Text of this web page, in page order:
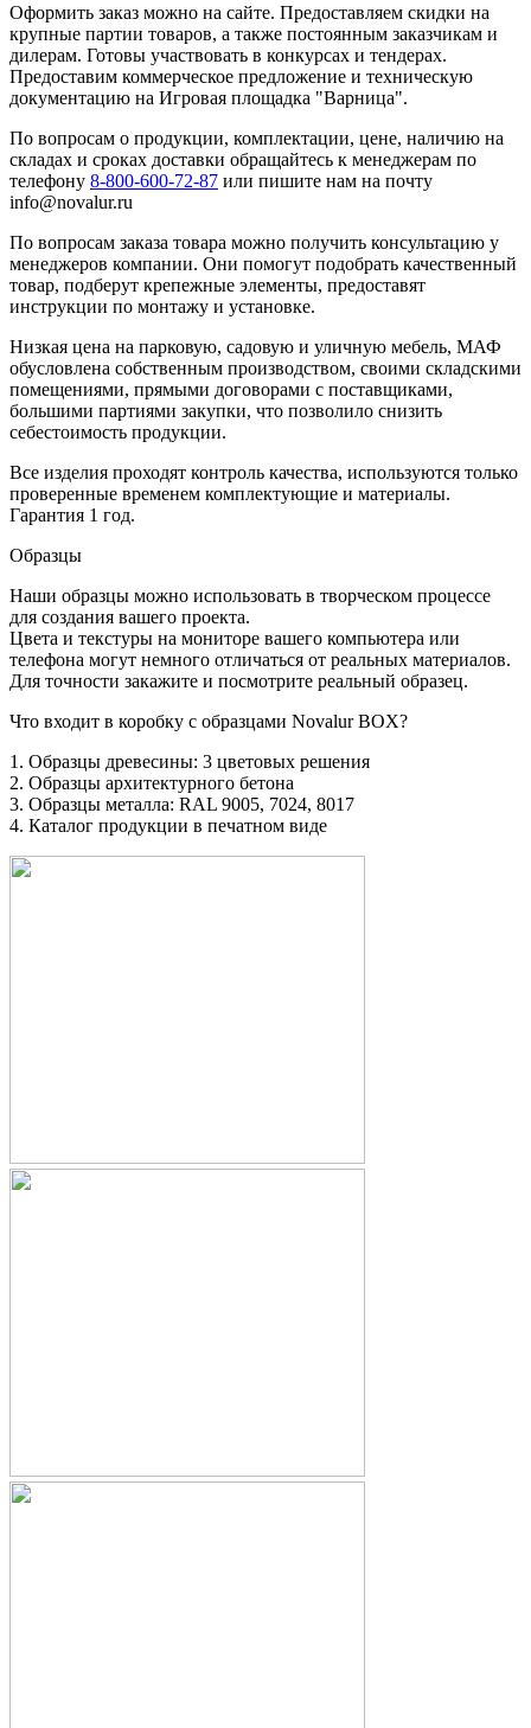
Оформить заказ можно на сайте. Предоставляем скидки на
крупные партии товаров, а также постоянным заказчикам и
дилерам. Готовы участвовать в конкурсах и тендерах.
Предоставим коммерческое предложение и техническую
документацию на Игровая площадка "Варница".
По вопросам о продукции, комплектации, цене, наличию на
складах и сроках доставки обращайтесь к менеджерам по
телефону 8-800-600-72-87 или пишите нам на почту
info@novalur.ru
По вопросам заказа товара можно получить консультацию у
менеджеров компании. Они помогут подобрать качественный
товар, подберут крепежные элементы, предоставят
инструкции по монтажу и установке.
Низкая цена на парковую, садовую и уличную мебель, МАФ
обусловлена собственным производством, своими складскими
помещениями, прямыми договорами с поставщиками,
большими партиями закупки, что позволило снизить
себестоимость продукции.
Все изделия проходят контроль качества, используются только
проверенные временем комплектующие и материалы.
Гарантия 1 год.
Образцы
Наши образцы можно использовать в творческом процессе
для создания вашего проекта.
Цвета и текстуры на мониторе вашего компьютера или
телефона могут немного отличаться от реальных материалов.
Для точности закажите и посмотрите реальный образец.
Что входит в коробку с образцами Novalur BOX?
1. Образцы древесины: 3 цветовых решения
2. Образцы архитектурного бетона
3. Образцы металла: RAL 9005, 7024, 8017
4. Каталог продукции в печатном виде